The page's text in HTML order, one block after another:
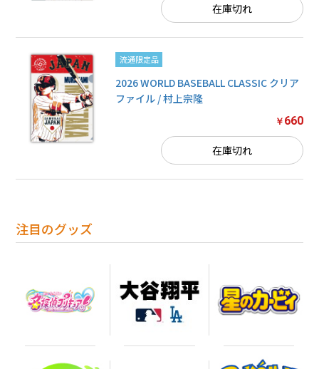
注目のグッズ
在庫切れ
流通限定品
2026 WORLD BASEBALL CLASSIC クリア
ファイル / 村上宗隆
￥ 660
在庫切れ